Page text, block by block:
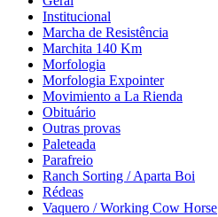
Institucional
Marcha de Resistência
Marchita 140 Km
Morfologia
Morfologia Expointer
Movimiento a La Rienda
Obituário
Outras provas
Paleteada
Parafreio
Ranch Sorting / Aparta Boi
Rédeas
Vaquero / Working Cow Horse